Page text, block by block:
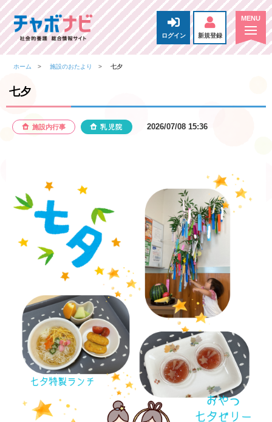
ログイン 新規登録
ホーム 施設のおたより 七夕
七夕
施設内行事 乳児院 2026/07/08 15:36